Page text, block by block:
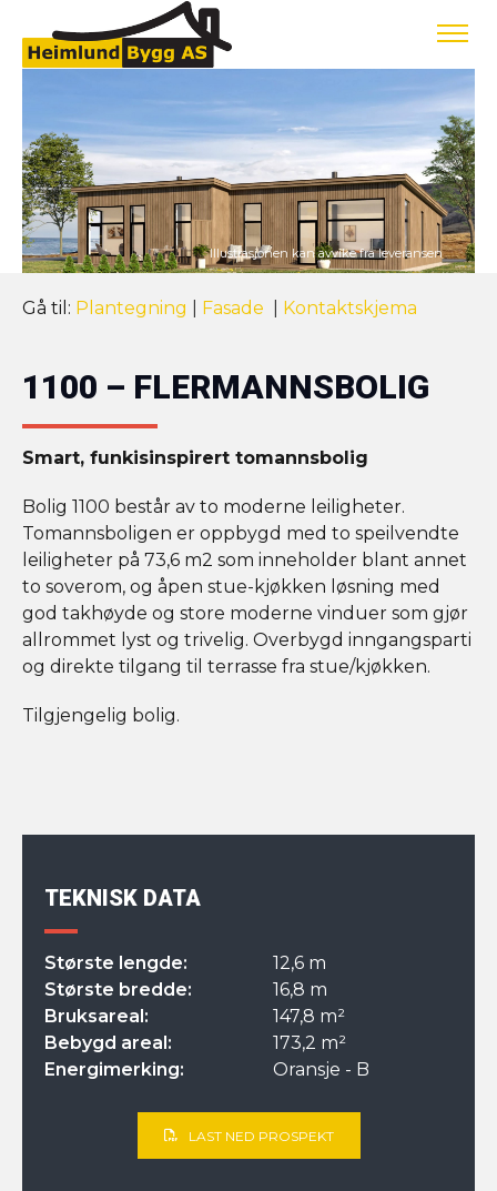
Gå til: Plantegning Fasade Kontaktskjema
1100 – FLERMANNSBOLIG
Smart, funkisinspirert tomannsbolig
Bolig 1100 består av to moderne leiligheter.
Tomannsboligen er oppbygd med to speilvendte
leiligheter på 73,6 m2 som inneholder blant annet
to soverom, og åpen stue-kjøkken løsning med
god takhøyde og store moderne vinduer som gjør
allrommet lyst og trivelig. Overbygd inngangsparti
og direkte tilgang til terrasse fra stue/kjøkken.
Tilgjengelig bolig.
TEKNISK DATA
Største lengde:
12,6 m
Største bredde:
16,8 m
Bruksareal:
147,8 m²
Bebygd areal:
173,2 m²
Energimerking:
Oransje - B
LAST NED PROSPEKT